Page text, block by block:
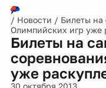
/ Новости / Билеты на
Олимпийских игр уже
Билеты на
уже